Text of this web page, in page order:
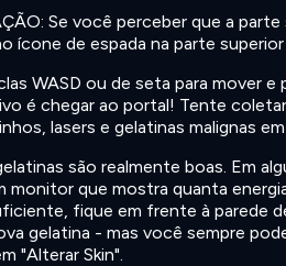
Se você perceber que a
ícone de espada na parte superior
WASD ou de seta para mover e
é chegar ao portal! Tente
lasers e gelatinas malignas
são realmente boas. Em
monitor que mostra quanta
fique em frente à parede
gelatina - mas você sempre
"Alterar Skin".